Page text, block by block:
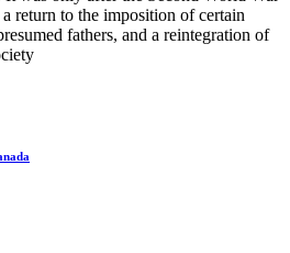
return to the imposition of certain
fathers, and a reintegration of